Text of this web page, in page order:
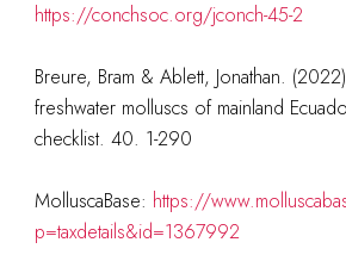
https://conchsoc.org/jconch-45-2
Breure, Bram & Ablett, Jonathan.
freshwater molluscs of mainland
checklist. 40. 1-290
MolluscaBase: https://
p=taxdetails&id=1367992